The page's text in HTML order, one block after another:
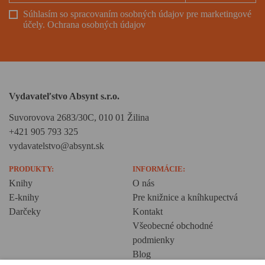
Súhlasím so spracovaním osobných údajov pre marketingové
účely. Ochrana osobných údajov
Vydavateľstvo Absynt s.r.o.
Suvorovova 2683/30C, 010 01 Žilina
+421 905 793 325
vydavatelstvo@absynt.sk
PRODUKTY:
Knihy
E-knihy
Darčeky
INFORMÁCIE:
O nás
Pre knižnice a kníhkupectvá
Kontakt
Všeobecné obchodné
podmienky
Blog